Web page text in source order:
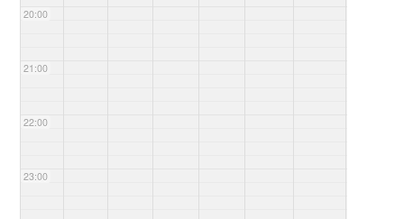
20:00
21:00
22:00
23:00